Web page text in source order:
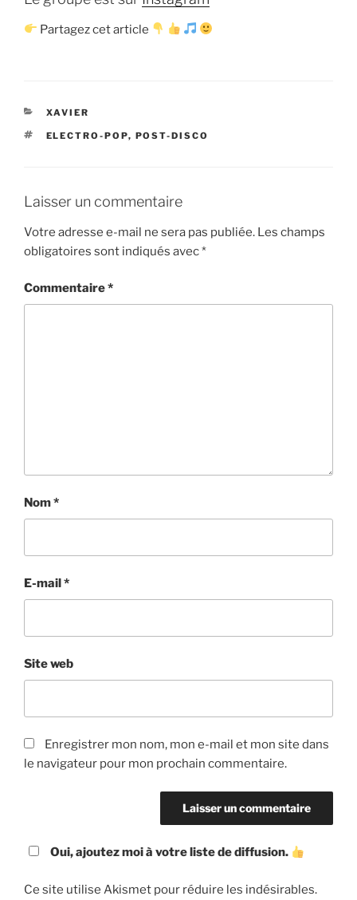
Partagez cet article
CATÉGORIES
XAVIER
ÉTIQUETTES
ELECTRO-POP, POST-DISCO
Laisser un commentaire
Votre adresse e-mail ne sera pas publiée. Les champs
obligatoires sont indiqués avec*
Commentaire*
Nom*
E-mail*
Site web
Enregistrer mon nom, mon e-mail et mon site dans
le navigateur pour mon prochain commentaire.
Oui, ajoutez moi à votre liste de diffusion.
Ce site utilise Akismet pour réduire les indésirables.